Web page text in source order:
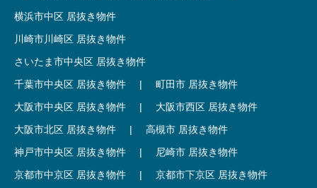
横浜市中区 居抜き物件
川崎市川崎区 居抜き物件
さいたま市中央区 居抜き物件
千葉市中央区 居抜き物件
|
町田市 居抜き物件
大阪市中央区 居抜き物件
|
大阪市西区 居抜き物件
大阪市北区 居抜き物件
|
高槻市 居抜き物件
神戸市中央区 居抜き物件
|
尼崎市 居抜き物件
京都市中京区 居抜き物件
| 京都市下京区 居抜き物件